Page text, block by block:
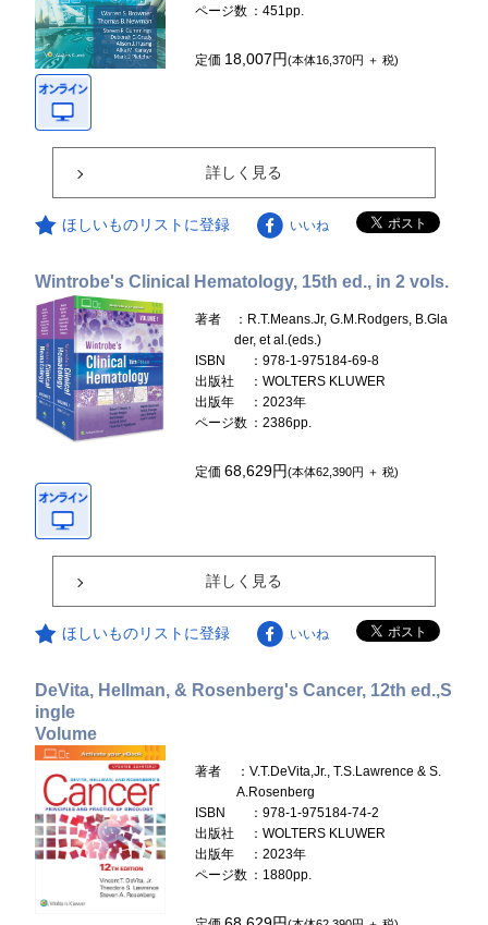
ページ数 ：451pp.
定価 18,007円(本体16,370円 ＋ 税)
詳しく見る
ほしいものリストに登録 いいね
Wintrobe's Clinical Hematology, 15th ed., in 2 vols.
著者
：R.T.Means.Jr, G.M.Rodgers, B.Gla
der, et al.(eds.)
ISBN
：978-1-975184-69-8
出版社
：WOLTERS KLUWER
出版年
：2023年
ページ数 ：2386pp.
定価68,629円(本体62,390円 ＋ 税)
詳しく見る
ほしいものリストに登録 いいね
DeVita, Hellman, & Rosenberg's Cancer, 12th ed.,S
ingle
Volume
著者
：V.T.DeVita,Jr., T.S.Lawrence & S.
A.Rosenberg
ISBN
：978-1-975184-74-2
出版社
：WOLTERS KLUWER
出版年
：2023年
ページ数 ：1880pp.